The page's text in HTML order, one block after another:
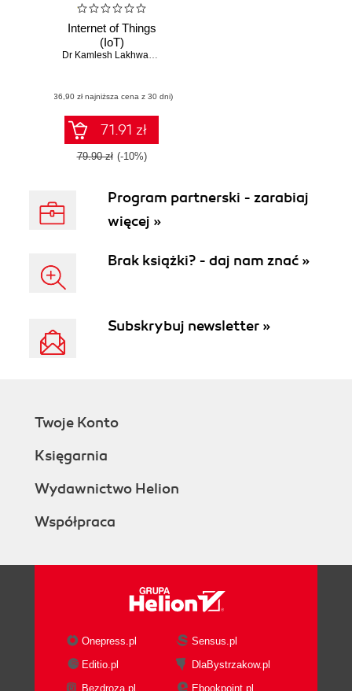
Internet of Things
(IoT)
Dr Kamlesh Lakhwani,
(36,90 zł najniższa cena z 30 dni)
71.91 zł
79.90 zł (-10%)
Program partnerski - zarabiaj
więcej »
Brak książki? - daj nam znać »
Subskrybuj newsletter »
Twoje Konto
Księgarnia
Wydawnictwo Helion
Współpraca
Onepress.pl
Sensus.pl
Editio.pl
DlaBystrzakow.pl
Bezdroza.pl
Ebookpoint.pl